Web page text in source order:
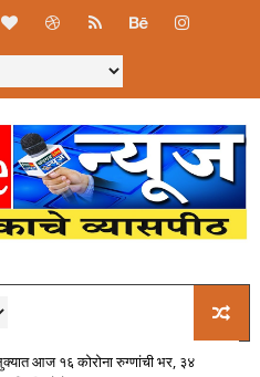
आज १६ कोरोना रुग्णांची भर, ३४